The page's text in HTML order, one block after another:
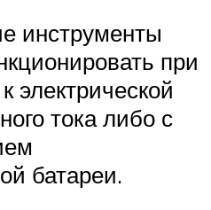
инструменты
при
электрической
тока либо с
батареи.